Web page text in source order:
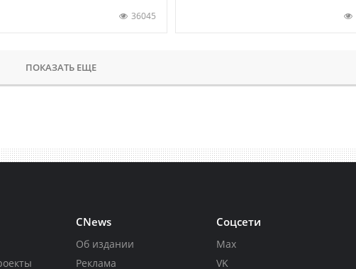
36045
ПОКАЗАТЬ ЕЩЕ
CNews
Об издании
Реклама
Соцсети
Max
VK